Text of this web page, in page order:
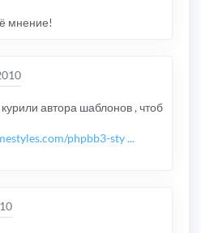
мнение!
автора шаблонов , чтоб
phpbb3-sty ...